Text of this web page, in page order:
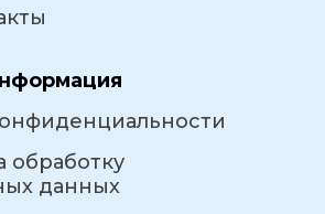
обработку
данных